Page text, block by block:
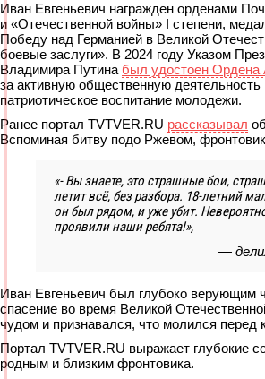
Иван Евгеньевич награжден орденами
и «Отечественной войны» I степени,
Победу над Германией в Великой
боевые заслуги». В 2024 году Указом
Владимира Путина был удостоен Ордена
за активную общественную деятельность
патриотическое воспитание молодежи.
Ранее портал TVTVER.RU рассказывал
Вспоминая битву подо Ржевом,
«- Вы знаете, это страшные бои,
летит всё, без разбора. 18-летний
он был рядом, и уже убит.
проявили наши ребята!»,
—
Иван Евгеньевич был глубоко верующим
спасение во время Великой
чудом и признавался, что молился
Портал TVTVER.RU выражает глубокие
родным и близким фронтовика.